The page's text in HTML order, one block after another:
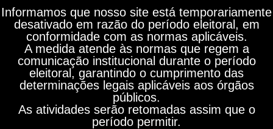
Informamos que nosso site está temporariamente
desativado em razão do período eleitoral, em
conformidade com as normas aplicáveis.
A medida atende às normas que regem a
comunicação institucional durante o período
eleitoral, garantindo o cumprimento das
determinações legais aplicáveis aos órgãos
públicos.
As atividades serão retomadas assim que o
período permitir.